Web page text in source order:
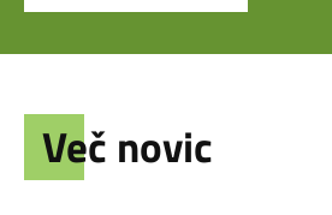
Več novic